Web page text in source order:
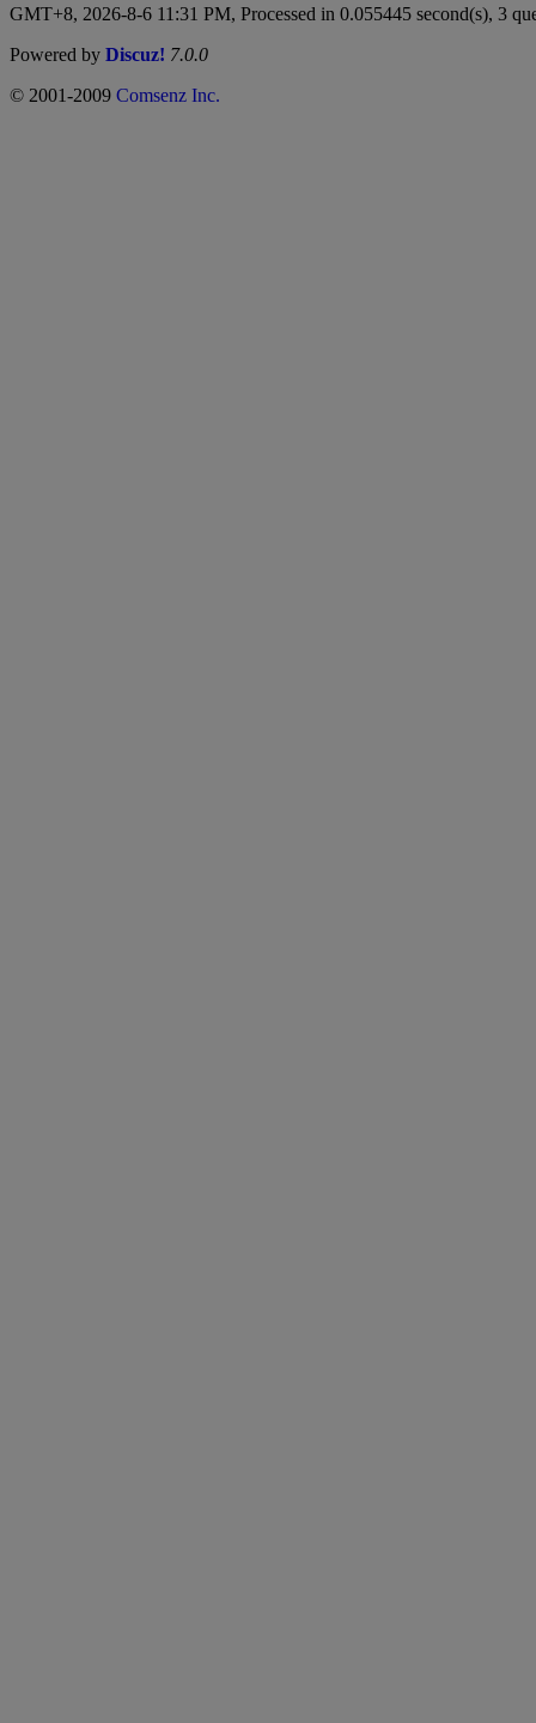
GMT+8, 2026-8-6 11:31 PM, Processed in 0.055445 second(s), 3
Powered by Discuz! 7.0.0
© 2001-2009 Comsenz Inc.